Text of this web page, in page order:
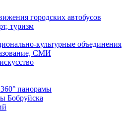
городских автобусов
туризм
культурные объединения
СМИ
панорамы
Бобруйска